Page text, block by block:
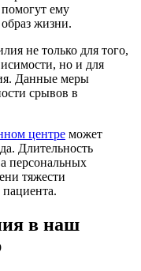
ему
жизни.
не только для того,
но и для
Данные меры
срывов в
центре может
Длительность
персональных
тяжести
в наш